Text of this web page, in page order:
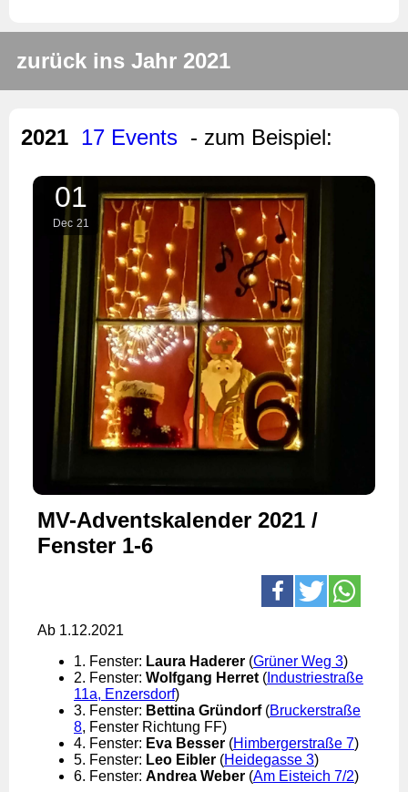
zurück ins Jahr 2021
2021 17 Events - zum Beispiel:
01
Dec 21
MV-Adventskalender 2021 /
Fenster 1-6
Ab 1.12.2021
1. Fenster: Laura Haderer (Grüner Weg 3)
2. Fenster: Wolfgang Herret ( Industriestraße
11a, Enzersdorf)
3. Fenster: Bettina Gründorf(Bruckerstraße
8, Fenster Richtung FF)
4. Fenster: Eva Besser (Himbergerstraße 7)
5. Fenster: Leo Eibler (Heidegasse 3)
6. Fenster: Andrea Weber (Am Eisteich 7/2)